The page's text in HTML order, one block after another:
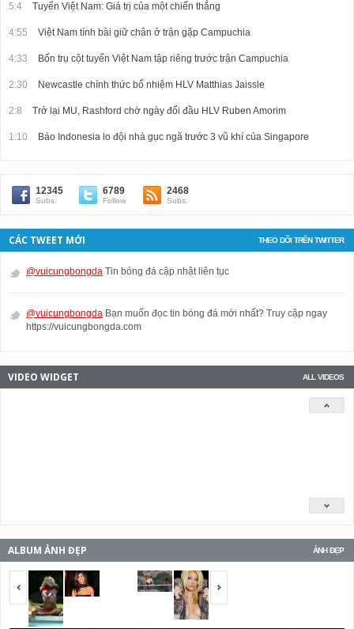
5:4 Tuyển Việt Nam: Giá trị của một chiến thắng
4:55 Việt Nam tính bài giữ chân ở trận gặp Campuchia
4:33 Bốn trụ cột tuyển Việt Nam tập riêng trước trận Campuchia
2:30 Newcastle chính thức bổ nhiệm HLV Matthias Jaissle
2:8 Trở lại MU, Rashford chờ ngày đối đầu HLV Ruben Amorim
1:10 Báo Indonesia lo đội nhà gục ngã trước 3 vũ khí của Singapore
12345
Subs.
6789
Follow.
2468
Subs.
THEO DÕI TRÊN TWITTER
CÁC TWEET MỚI
@vuicungbongda Tin bóng đá cập nhật liên tục
@vuicungbongda Bạn muốn đọc tin bóng đá mới nhất? Truy cập ngay
https://vuicungbongda.com
ALL VIDEOS
VIDEO WIDGET
ẢNH ĐẸP
ALBUM ẢNH ĐẸP
<span></span>